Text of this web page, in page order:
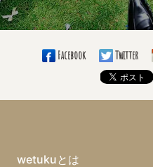
Facebook Twitter
wetukuとは